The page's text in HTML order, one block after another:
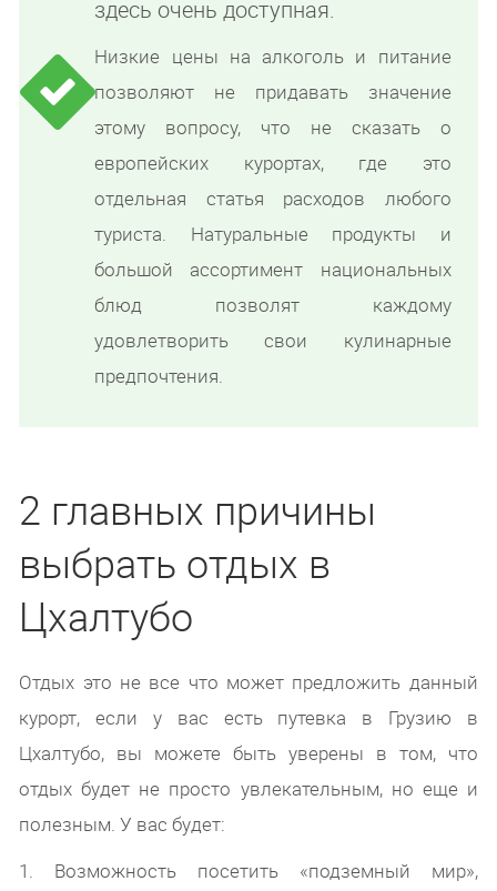
здесь очень доступная.
Низкие цены на алкоголь и питание
позволяют не придавать значение
этому вопросу, что не сказать о
европейских курортах, где это
отдельная статья расходов любого
туриста. Натуральные продукты и
большой ассортимент национальных
блюд позволят каждому
удовлетворить свои кулинарные
предпочтения.
2 главных причины
выбрать отдых в
Цхалтубо
Отдых это не все что может предложить данный
курорт, если у вас есть путевка в Грузию в
Цхалтубо, вы можете быть уверены в том, что
отдых будет не просто увлекательным, но еще и
полезным. У вас будет:
1. Возможность посетить «подземный мир»,